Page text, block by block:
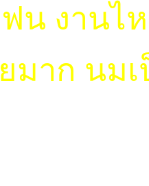
น งานไ
มาก นม